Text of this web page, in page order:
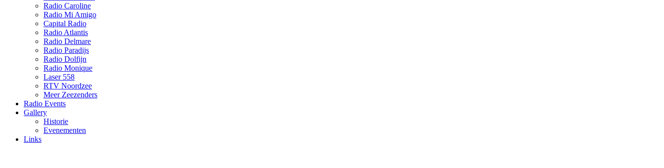
Radio Caroline
Radio Mi Amigo
Capital Radio
Radio Atlantis
Radio Delmare
Radio Paradijs
Radio Dolfijn
Radio Monique
Laser 558
RTV Noordzee
Meer Zeezenders
Radio Events
Gallery
Historie
Evenementen
Links